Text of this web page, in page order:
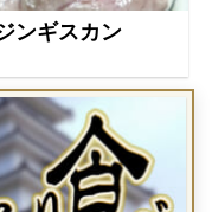
ンギスカン